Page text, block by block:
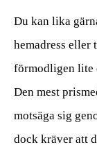
Du kan lika
hemadress
förmodligen lite
Den mest
motsäga sig
dock kräver att